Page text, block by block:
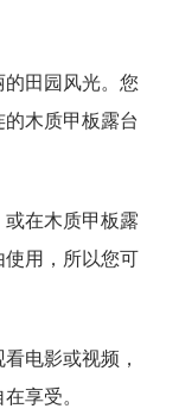
田园风光。您
木质甲板露台
在木质甲板露
使用，所以您可
电影或视频，
享受。